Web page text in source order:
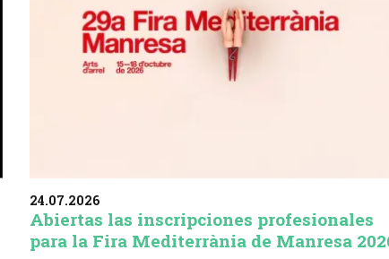
24.07.2026
Abiertas las inscripciones profesionales
para la Fira Mediterrània de Manresa